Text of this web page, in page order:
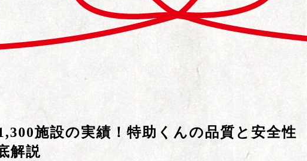
施設の実績！特助くんの品質と安全性
解説